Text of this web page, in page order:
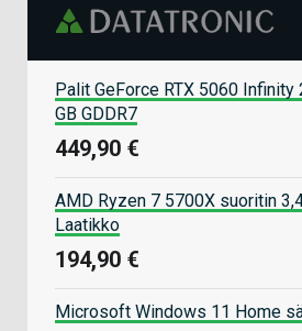
Palit GeForce RTX 5060 Infinity
GB GDDR7
449,90 €
AMD Ryzen 7 5700X suoritin
Laatikko
194,90 €
Microsoft Windows 11 Home